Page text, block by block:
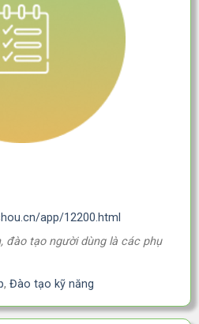
app/12200.html
đào tạo người dùng là các phụ
, Đào tạo kỹ năng